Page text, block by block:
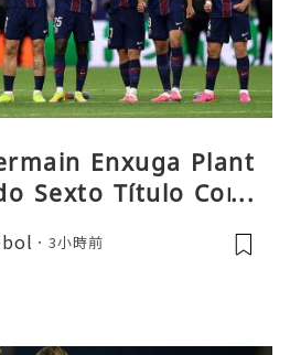
Enxuga Plant
Sexto Título Cons
3小時前